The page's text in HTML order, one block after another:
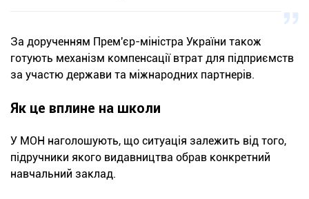
За дорученням Прем'єр-міністра України також
готують механізм компенсації втрат для підприємств
за участю держави та міжнародних партнерів.
Як це вплине на школи
У МОН наголошують, що ситуація залежить від того,
підручники якого видавництва обрав конкретний
навчальний заклад.